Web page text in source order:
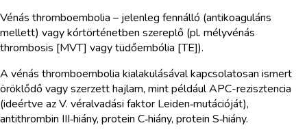
Vénás thromboembolia – jelenleg fennálló (antikoaguláns
mellett) vagy kórtörténetben szereplő (pl. mélyvénás
thrombosis [MVT] vagy tüdőembólia [TE]).
A vénás thromboembolia kialakulásával kapcsolatosan ismert
öröklődő vagy szerzett hajlam, mint például APC-rezisztencia
(ideértve az V. véralvadási faktor Leiden‑mutációját),
antithrombin III‑hiány, protein C‑hiány, protein S‑hiány.